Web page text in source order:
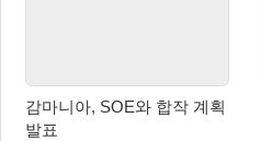
감마니아, SOE와 합작 계획
발표